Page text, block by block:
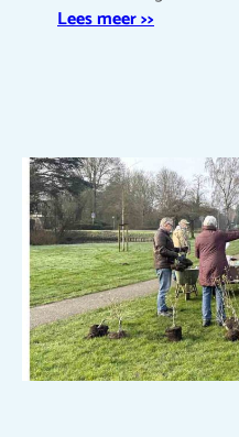
Lees meer >>